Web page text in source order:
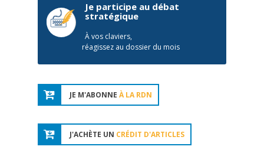
Je participe au débat
stratégique
À vos claviers,
réagissez au dossier du mois
JE M'ABONNE À LA RDN
J'ACHÈTE UN CRÉDIT D'ARTICLES